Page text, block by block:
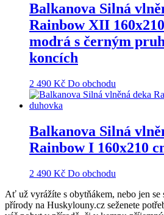
Balkanova Silná
Rainbow XII
modrá s černým
koncích
2 490 Kč Do obchodu
Balkanova Silná
Rainbow I 160x210
2 490 Kč Do obchodu
Ať už vyrážíte s obytňákem, nebo jen se
přírody na Huskylouny.cz seženete